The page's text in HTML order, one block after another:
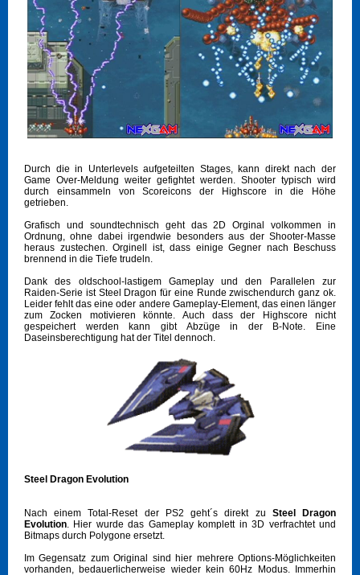
Durch die in Unterlevels aufgeteilten Stages, kann direkt nach der
Game Over-Meldung weiter gefightet werden. Shooter typisch wird
durch einsammeln von Scoreicons der Highscore in die Höhe
getrieben.
Grafisch und soundtechnisch geht das 2D Orginal volkommen in
Ordnung, ohne dabei irgendwie besonders aus der Shooter-Masse
heraus zustechen. Orginell ist, dass einige Gegner nach Beschuss
brennend in die Tiefe trudeln.
Dank des oldschool-lastigem Gameplay und den Parallelen zur
Raiden-Serie ist Steel Dragon für eine Runde zwischendurch ganz ok.
Leider fehlt das eine oder andere Gameplay-Element, das einen länger
zum Zocken motivieren könnte. Auch dass der Highscore nicht
gespeichert werden kann gibt Abzüge in der B-Note. Eine
Daseinsberechtigung hat der Titel dennoch.
Steel Dragon Evolution
Nach einem Total-Reset der PS2 geht´s direkt zu Steel Dragon
Evolution . Hier wurde das Gameplay komplett in 3D verfrachtet und
Bitmaps durch Polygone ersetzt.
Im Gegensatz zum Original sind hier mehrere Options-Möglichkeiten
vorhanden, bedauerlicherweise wieder kein 60Hz Modus. Immerhin